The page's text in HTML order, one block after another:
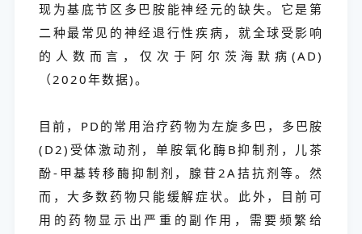
现为基底节区多巴胺能神经元的缺失。它是第
二种最常见的神经退行性疾病，就全球受影响
的人数而言，仅次于阿尔茨海默病(AD)
（2020年数据)。
目前，PD的常用治疗药物为左旋多巴，多巴胺
(D2)受体激动剂，单胺氧化酶B抑制剂，儿茶
酚-甲基转移酶抑制剂，腺苷2A拮抗剂等。然
而，大多数药物只能缓解症状。此外，目前可
用的药物显示出严重的副作用，需要频繁给